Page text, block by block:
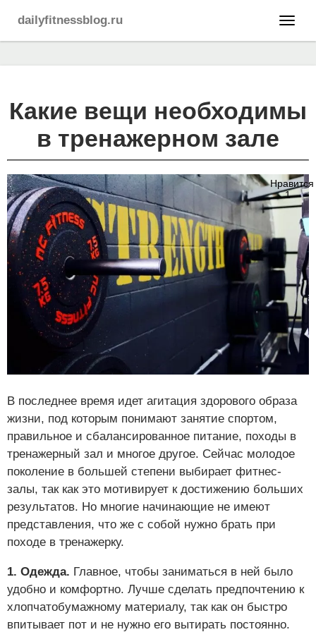
dailyfitnessblog.ru
Какие вещи необходимы
в тренажерном зале
Нравится
1
В последнее время идет агитация здорового образа
жизни, под которым понимают занятие спортом,
правильное и сбалансированное питание, походы в
тренажерный зал и многое другое. Сейчас молодое
поколение в большей степени выбирает фитнес-
залы, так как это мотивирует к достижению больших
результатов. Но многие начинающие не имеют
представления, что же с собой нужно брать при
походе в тренажерку.
1. Одежда. Главное, чтобы заниматься в ней было
удобно и комфортно. Лучше сделать предпочтению к
хлопчатобумажному материалу, так как он быстро
впитывает пот и не нужно его вытирать постоянно.